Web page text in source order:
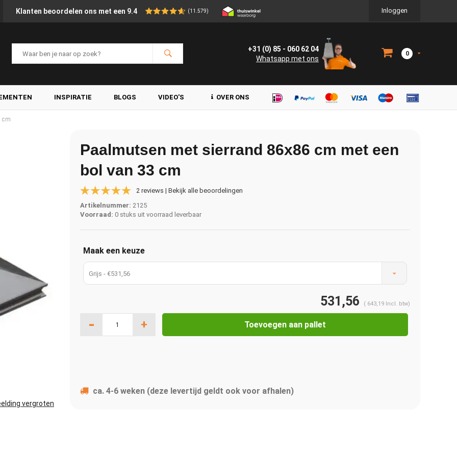
Klanten beoordelen ons met een 9.4 (11.579) Inloggen
+31 (0) 85 - 060 62 04
Whatsapp met ons
0
INSPIRATIE BLOGS VIDEO'S OVER ONS
cm
vergroten
Paalmutsen met sierrand 86x86 cm met een
bol van 33 cm
2 reviews | Bekijk alle beoordelingen
Artikelnummer: 2125
Voorraad: 0 stuks uit voorraad leverbaar
Maak een keuze
Grijs - €531,56
531,56 ( 643,19 Incl. btw)
- + Toevoegen aan pallet
ca. 4-6 weken (deze levertijd geldt ook voor afhalen)